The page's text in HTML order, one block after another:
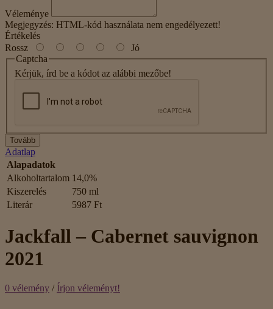
Véleménye
Megjegyzés: HTML-kód használata nem engedélyezett!
Értékelés
Rossz
Jó
Captcha
Kérjük, írd be a kódot az alábbi mezőbe!
Tovább
Adatlap
Alapadatok
Alkoholtartalom 14,0%
Kiszerelés
750 ml
Literár
5987 Ft
Jackfall – Cabernet sauvignon
2021
0 vélemény / Írjon véleményt!